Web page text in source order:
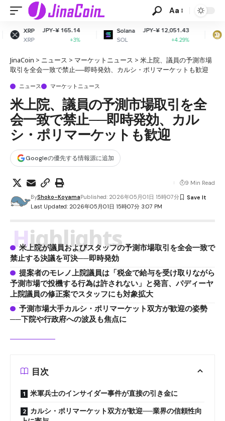
Aa
165.14
+3%
Solana
SOL
JPY-¥ 12,051.43
+4.29%
Dogecoin
DOGE
JPY-¥
JinaCoin > ニュース > マーケットニュース > 米上院、議員の予測市場
取引を全会一致で禁止──即時発効、カルシ・ポリマーケットも歓迎
ニュース マーケットニュース
米上院、議員の予測市場取引を全
会一致で禁止──即時発効、カル
シ・ポリマーケットも歓迎
Googleの優先する情報源に追加
Last Updated: 2026年05月01日 15時07分 3:07 PM
ByShoko-KoyamaPublished: 2026年05月01日 15時07分
9 Min Read
Highlights
米上院が議員およびスタッフの予測市場取引を全会一致で
禁止する決議を可決──即時発効
提案者のモレノ上院議員は「税金で給与を受け取りながら
予測市場で投機する行為は許されない」と発言、パディーヤ
上院議員の修正案でスタッフにも対象拡大
予測市場大手カルシ・ポリマーケット双方が歓迎の姿勢
──下院や行政府への波及も焦点に
目次
米軍兵士のインサイダー事件が直接の引き金に
カルシ・ポリマーケット双方が歓迎──業界の信頼性向